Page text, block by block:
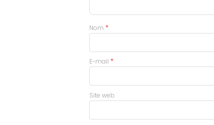
Nom *
E-mail *
Site web